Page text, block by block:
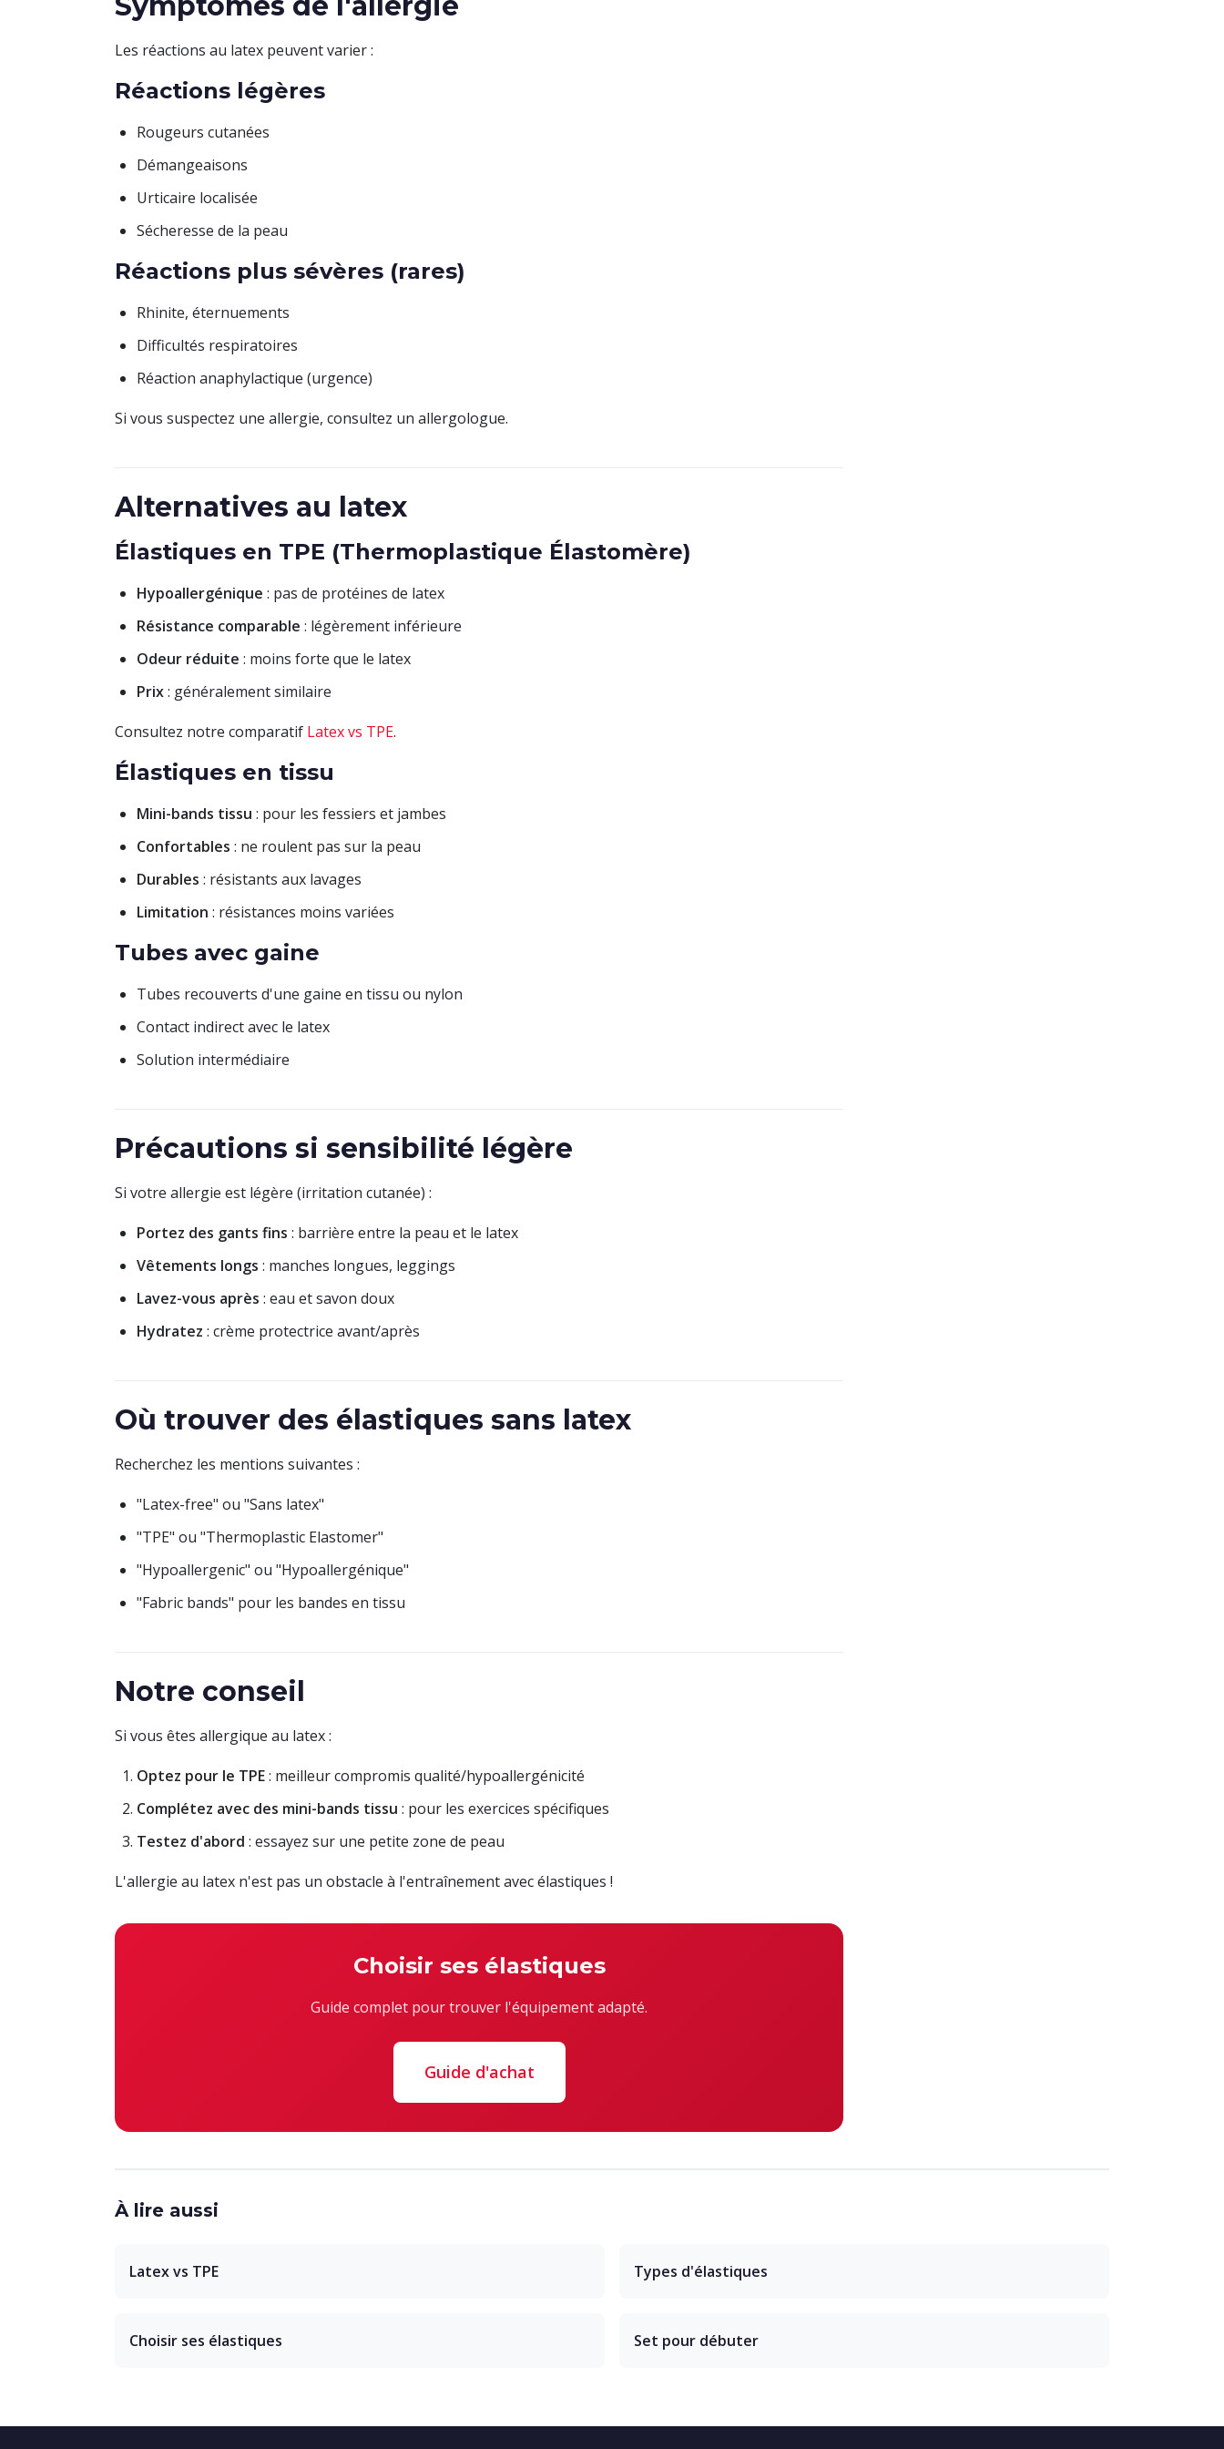
Les réactions au latex peuvent varier :
Réactions légères
Rougeurs cutanées
Démangeaisons
Urticaire localisée
Sécheresse de la peau
Réactions plus sévères (rares)
Rhinite, éternuements
Difficultés respiratoires
Réaction anaphylactique (urgence)
Si vous suspectez une allergie, consultez un allergologue.
Alternatives au latex
Élastiques en TPE (Thermoplastique Élastomère)
Hypoallergénique : pas de protéines de latex
Résistance comparable : légèrement inférieure
Odeur réduite : moins forte que le latex
Prix: généralement similaire
Consultez notre comparatif Latex vs TPE.
Élastiques en tissu
Mini-bands tissu : pour les fessiers et jambes
Confortables : ne roulent pas sur la peau
Durables : résistants aux lavages
Limitation : résistances moins variées
Tubes avec gaine
Tubes recouverts d'une gaine en tissu ou nylon
Contact indirect avec le latex
Solution intermédiaire
Précautions si sensibilité légère
Si votre allergie est légère (irritation cutanée) :
Portez des gants fins : barrière entre la peau et le latex
Vêtements longs : manches longues, leggings
Lavez-vous après : eau et savon doux
Hydratez : crème protectrice avant/après
Où trouver des élastiques sans latex
Recherchez les mentions suivantes :
"Latex-free" ou "Sans latex"
"TPE" ou "Thermoplastic Elastomer"
"Hypoallergenic" ou "Hypoallergénique"
"Fabric bands" pour les bandes en tissu
Notre conseil
Si vous êtes allergique au latex :
Optez pour le TPE: meilleur compromis qualité/hypoallergénicité
Complétez avec des mini-bands tissu : pour les exercices spécifiques
Testez d'abord : essayez sur une petite zone de peau
L'allergie au latex n'est pas un obstacle à l'entraînement avec élastiques !
Choisir ses élastiques
Guide complet pour trouver l'équipement adapté.
Guide d'achat
À lire aussi
Latex vs TPE Types d'élastiques
Choisir ses élastiques Set pour débuter